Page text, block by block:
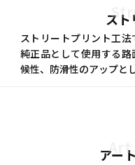
スト
ストリートプリント工法
純正品として使用する
候性、防滑性のアップと
Art
アー